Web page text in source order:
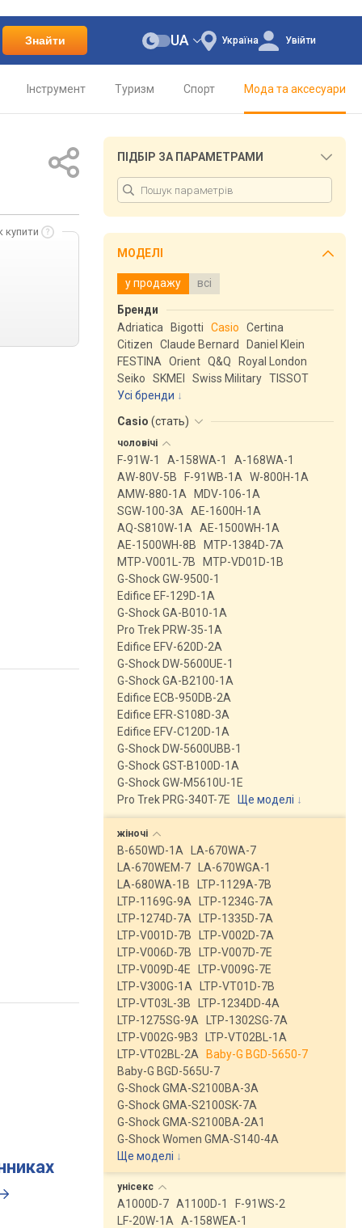
Знайти Україна
UA Увійти
Інструмент Туризм Спорт Мода та аксесуари
купити
ПІДБІР ЗА ПАРАМЕТРАМИ
МОДЕЛІ
у продажу всі
Бренди
Adriatica
Bigotti Casio
Certina
Citizen
Claude Bernard
Daniel Klein
FESTINA
Orient Q&Q
Royal London
Seiko
SKMEI Swiss Military TISSOT
Усі бренди
Casio (стать)
чоловічі
F-91W-1 A-158WA-1
A-168WA-1
AW-80V-5B
F-91WB-1A
W-800H-1A
AMW-880-1A
MDV-106-1A
SGW-100-3A
AE-1600H-1A
AQ-S810W-1A
AE-1500WH-1A
AE-1500WH-8B
MTP-1384D-7A
MTP-V001L-7B
MTP-VD01D-1B
G-Shock GW-9500-1
Edifice EF-129D-1A
G-Shock GA-B010-1A
Pro Trek PRW-35-1A
Edifice EFV-620D-2A
G-Shock DW-5600UE-1
G-Shock GA-B2100-1A
Edifice ECB-950DB-2A
Edifice EFR-S108D-3A
Edifice EFV-C120D-1A
G-Shock DW-5600UBB-1
G-Shock GST-B100D-1A
G-Shock GW-M5610U-1E
Pro Trek PRG-340T-7E
Ще моделі ↓
жіночі
B-650WD-1A
LA-670WA-7
LA-670WEM-7
LA-670WGA-1
LA-680WA-1B
LTP-1129A-7B
LTP-1169G-9A
LTP-1234G-7A
LTP-1274D-7A
LTP-1335D-7A
LTP-V001D-7B
LTP-V002D-7A
LTP-V006D-7B
LTP-V007D-7E
LTP-V009D-4E
LTP-V009G-7E
LTP-V300G-1A
LTP-VT01D-7B
LTP-VT03L-3B
LTP-1234DD-4A
LTP-1275SG-9A
LTP-1302SG-7A
LTP-V002G-9B3
LTP-VT02BL-1A
LTP-VT02BL-2A
Baby-G BGD-5650-7
Baby-G BGD-565U-7
G-Shock GMA-S2100BA-3A
G-Shock GMA-S2100SK-7A
G-Shock GMA-S2100BA-2A1
G-Shock Women GMA-S140-4A
Ще моделі ↓
унісекс
A1000D-7 A1100D-1
F-91WS-2
LF-20W-1A
A-158WEA-1